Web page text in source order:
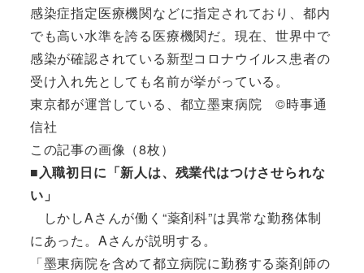
感染症指定医療機関などに指定されており、都内
でも高い水準を誇る医療機関だ。現在、世界中で
感染が確認されている新型コロナウイルス患者の
受け入れ先としても名前が挙がっている。
東京都が運営している、都立墨東病院 ©時事通
信社
この記事の画像（8枚）
■入職初日に「新人は、残業代はつけさせられな
い」
しかしAさんが働く“薬剤科”は異常な勤務体制
にあった。Aさんが説明する。
「墨東病院を含めて都立病院に勤務する薬剤師の